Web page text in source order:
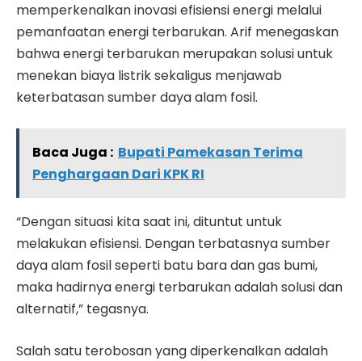
memperkenalkan inovasi efisiensi energi melalui
pemanfaatan energi terbarukan. Arif menegaskan
bahwa energi terbarukan merupakan solusi untuk
menekan biaya listrik sekaligus menjawab
keterbatasan sumber daya alam fosil.
Baca Juga : Bupati Pamekasan Terima
Penghargaan Dari KPK RI
“Dengan situasi kita saat ini, dituntut untuk
melakukan efisiensi. Dengan terbatasnya sumber
daya alam fosil seperti batu bara dan gas bumi,
maka hadirnya energi terbarukan adalah solusi dan
alternatif,” tegasnya.
Salah satu terobosan yang diperkenalkan adalah